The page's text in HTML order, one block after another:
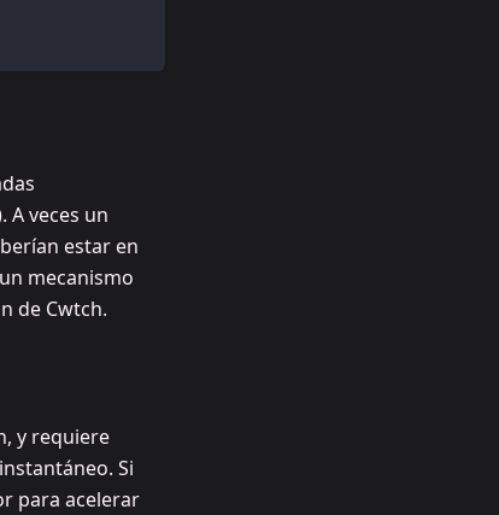
veces un
estar en
mecanismo
de Cwtch.
y requiere
Si
para acelerar